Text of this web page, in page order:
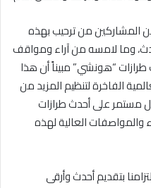
المشاركين من ترحيب بهذه
وما لامسه من آراء ومواقف
طرازات “هونشي” مبيناً أن هذا
الفاخرة لتنظيم المزيد من
مستمر على أحدث طرازات
والمواصفات العالية لهذه
بتقديم أحدث وأرقى